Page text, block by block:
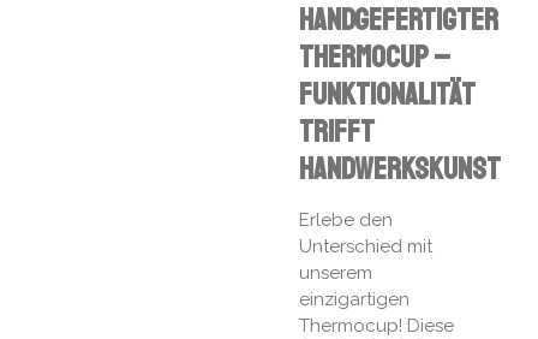
Handgefertigter
Thermocup –
Funktionalität
trifft
Handwerkskunst
Erlebe den
Unterschied mit
unserem
einzigartigen
Thermocup! Diese